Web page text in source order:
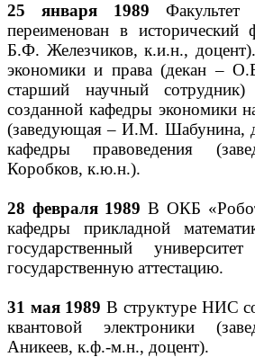
25 января 1989 Факультет
переименован в исторический
Б.Ф. Железчиков, к.и.н.,
экономики и права (декан –
старший научный
созданной кафедры экономики
(заведующая – И.М. Шабунина,
кафедры правоведения
Коробков, к.ю.н.).
28 февраля 1989 В ОКБ
кафедры прикладной
государственный
государственную аттестацию.
31 мая 1989 В структуре НИС
квантовой электроники
Аникеев, к.ф.-м.н., доцент).